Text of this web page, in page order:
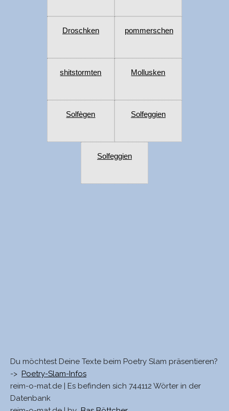
Droschken pommerschen
shitstormten Mollusken
Solfègen Solfeggien
Solfeggien
Du möchtest Deine Texte beim Poetry Slam präsentieren?
-> Poetry-Slam-Infos
reim-o-mat.de | Es befinden sich 744112 Wörter in der
Datenbank